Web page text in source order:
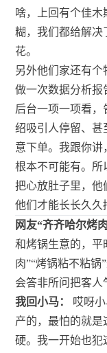
啥，上回有个佳
糊，我们都给解决
花。
另外他们家还有
做一次数据分析报
后台一项一项看
绍吸引人停留、
意下单。我跟你讲
根本不可能有。所
把心放肚子里，他
他们才能长长久久
网友“齐齐哈尔烤
和烤锅生意的，平
肉”“烤锅粘不粘
会答非所问把客人
我回小马：
哎呀
产的，最怕的就是
硬。我一开始也